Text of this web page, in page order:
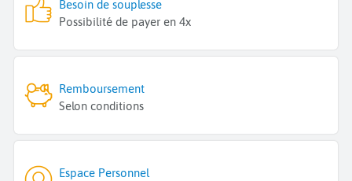
Besoin de souplesse
Possibilité de payer en 4x
Remboursement
Selon conditions
Espace Personnel